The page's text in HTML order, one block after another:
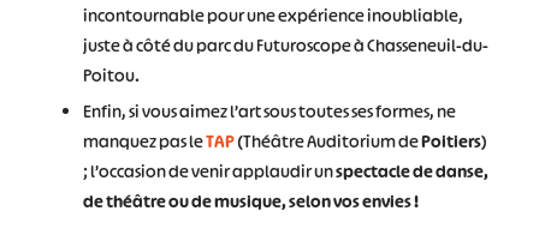
incontournable pour une expérience inoubliable,
juste à côté du parc du Futuroscope à Chasseneuil-du-
Poitou.
Enfin, si vous aimez l’art sous toutes ses formes, ne
manquez pas leTAP(Théâtre Auditorium dePoitiers)
; l’occasion de venir applaudir unspectacle de danse,
de théâtre ou de musique, selon vos envies !